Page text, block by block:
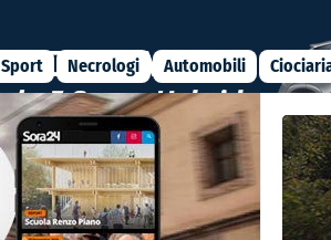
Sport Necrologi Automobili